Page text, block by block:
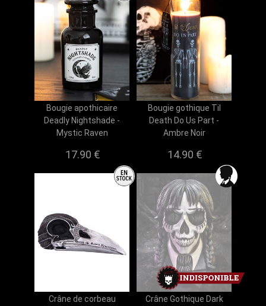
Bougie apothicaire
Deadly Nightshade -
Mystic Raven
17.90 €
Bougie gothique Til
Death Do Us Part -
Ambre Noir
14.90 €
Crâne de corbeau
Crâne Gothique Dark